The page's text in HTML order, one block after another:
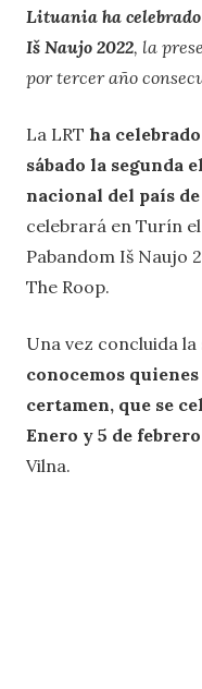
Lituania ha
Iš Naujo 2022, la
por tercer año
La LRT ha
sábado la segunda
nacional del país
celebrará en Turín
Pabandom Iš Naujo
The Roop.
Una vez concluida
conocemos
certamen, que se
Enero y 5 de febrero
Vilna.